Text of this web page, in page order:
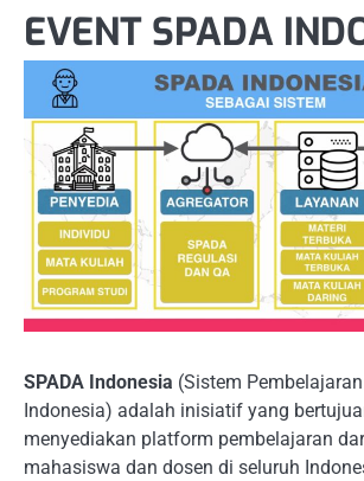
EVENT SPADA
SPADA Indonesia (Sistem
Indonesia) adalah inisiatif yang
menyediakan platform pembelajaran
mahasiswa dan dosen di seluruh